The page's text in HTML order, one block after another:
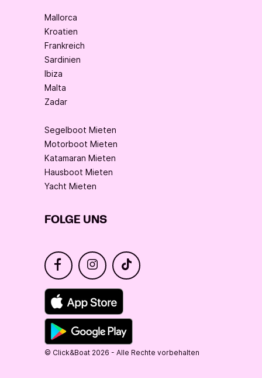
Mallorca
Kroatien
Frankreich
Sardinien
Ibiza
Malta
Zadar
Segelboot Mieten
Motorboot Mieten
Katamaran Mieten
Hausboot Mieten
Yacht Mieten
FOLGE UNS
© Click&Boat 2026 - Alle Rechte vorbehalten